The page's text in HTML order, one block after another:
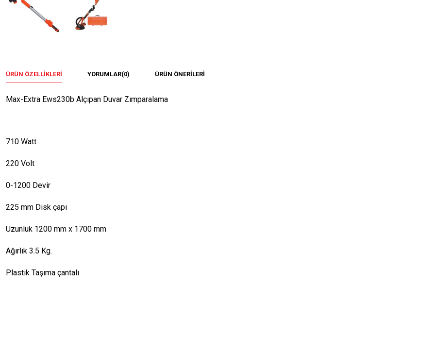
ÜRÜN ÖZELLIKLERI YORUMLAR(0) ÜRÜN ÖNERILERI
Max-Extra Ews230b Alçıpan Duvar Zımparalama
710 Watt
220 Volt
0-1200 Devir
225 mm Disk çapı
Uzunluk 1200 mm x 1700 mm
Ağırlık 3.5 Kg.
Plastik Taşıma çantalı